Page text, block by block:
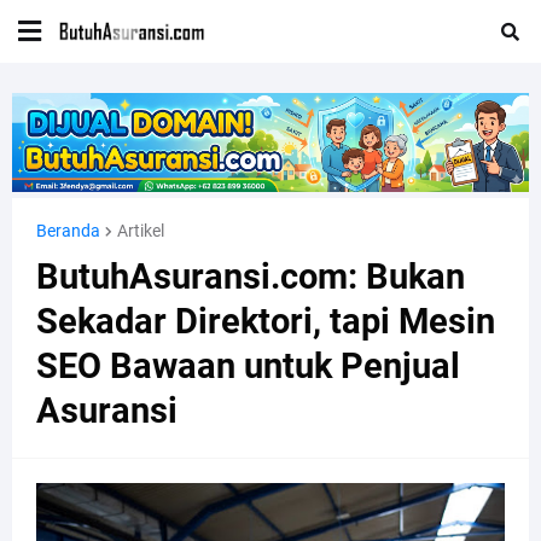
Beranda Artikel
ButuhAsuransi.com: Bukan
Sekadar Direktori, tapi Mesin
SEO Bawaan untuk Penjual
Asuransi